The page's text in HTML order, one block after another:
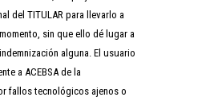
del TITULAR para llevarlo a
sin que ello dé lugar a
alguna. El usuario
a ACEBSA de la
fallos tecnológicos ajenos o